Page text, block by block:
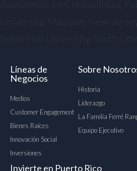
Bachillerato en Contabilidad,
University, Madison, New
Seton Hall University, South
Líneas de
Negocios
Medios
Customer Engagement
Bienes Raíces
Innovación Social
Inversiones
Sobre
Historia
Liderazgo
La Familia Ferré
Equipo Ejecutivo
Invierte en Puerto Rico